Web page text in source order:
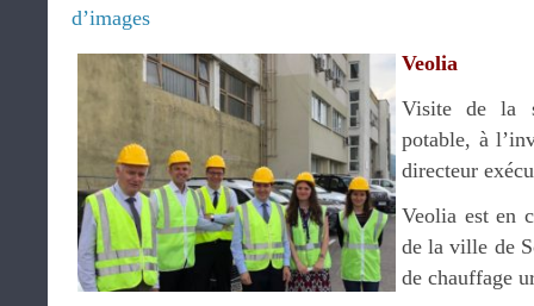
d’images
Veolia
Visite de la
potable, à
directeur
Veolia est en
de la ville de
de chauffage